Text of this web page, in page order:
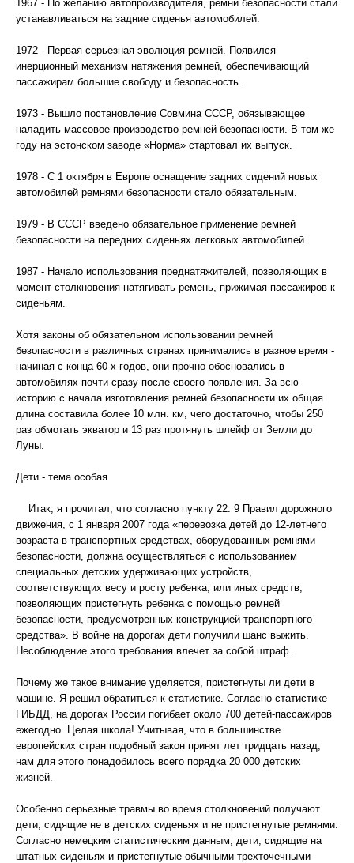
1967 - По желанию автопроизводителя, ремни безопасности стали
устанавливаться на задние сиденья автомобилей.
1972 - Первая серьезная эволюция ремней. Появился
инерционный механизм натяжения ремней, обеспечивающий
пассажирам большие свободу и безопасность.
1973 - Вышло постановление Совмина СССР, обязывающее
наладить массовое производство ремней безопасности. В том же
году на эстонском заводе «Норма» стартовал их выпуск.
1978 - С 1 октября в Европе оснащение задних сидений новых
автомобилей ремнями безопасности стало обязательным.
1979 - В СССР введено обязательное применение ремней
безопасности на передних сиденьях легковых автомобилей.
1987 - Начало использования преднатяжителей, позволяющих в
момент столкновения натягивать ремень, прижимая пассажиров к
сиденьям.
Хотя законы об обязательном использовании ремней
безопасности в различных странах принимались в разное время -
начиная с конца 60-х годов, они прочно обосновались в
автомобилях почти сразу после своего появления. За всю
историю с начала изготовления ремней безопасности их общая
длина составила более 10 млн. км, чего достаточно, чтобы 250
раз обмотать экватор и 13 раз протянуть шлейф от Земли до
Луны.
Дети - тема особая
Итак, я прочитал, что согласно пункту 22. 9 Правил дорожного
движения, с 1 января 2007 года «перевозка детей до 12-летнего
возраста в транспортных средствах, оборудованных ремнями
безопасности, должна осуществляться с использованием
специальных детских удерживающих устройств,
соответствующих весу и росту ребенка, или иных средств,
позволяющих пристегнуть ребенка с помощью ремней
безопасности, предусмотренных конструкцией транспортного
средства». В войне на дорогах дети получили шанс выжить.
Несоблюдение этого требования влечет за собой штраф.
Почему же такое внимание уделяется, пристегнуты ли дети в
машине. Я решил обратиться к статистике. Согласно статистике
ГИБДД, на дорогах России погибает около 700 детей-пассажиров
ежегодно. Целая школа! Учитывая, что в большинстве
европейских стран подобный закон принят лет тридцать назад,
нам для этого понадобилось всего порядка 20 000 детских
жизней.
Особенно серьезные травмы во время столкновений получают
дети, сидящие не в детских сиденьях и не пристегнутые ремнями.
Согласно немецким статистическим данным, дети, сидящие на
штатных сиденьях и пристегнутые обычными трехточечными